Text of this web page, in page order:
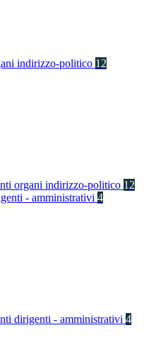
indirizzo-politico 12
organi indirizzo-politico 12
- amministrativi 4
dirigenti - amministrativi 4